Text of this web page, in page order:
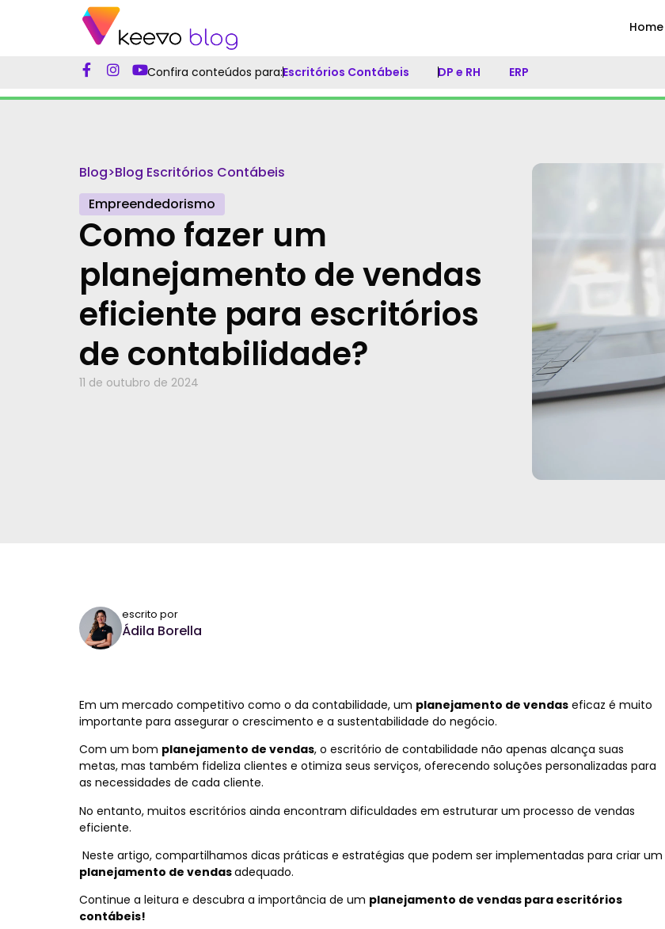
Home
Confira conteúdos para:Escritórios Contábeis DP e RH ERP
Blog>Blog Escritórios Contábeis
Empreendedorismo
Como fazer um
planejamento de vendas
eficiente para escritórios
de contabilidade?
11 de outubro de 2024
escrito por
Ádila Borella
Em um mercado competitivo como o da contabilidade, um planejamento de vendas eficaz é muito
importante para assegurar o crescimento e a sustentabilidade do negócio.
Com um bom planejamento de vendas, o escritório de contabilidade não apenas alcança suas
metas, mas também fideliza clientes e otimiza seus serviços, oferecendo soluções personalizadas para
as necessidades de cada cliente.
No entanto, muitos escritórios ainda encontram dificuldades em estruturar um processo de vendas
eficiente.
Neste artigo, compartilhamos dicas práticas e estratégias que podem ser implementadas para criar um
planejamento de vendasadequado.
Continue a leitura e descubra a importância de um planejamento de vendas para escritórios
contábeis!